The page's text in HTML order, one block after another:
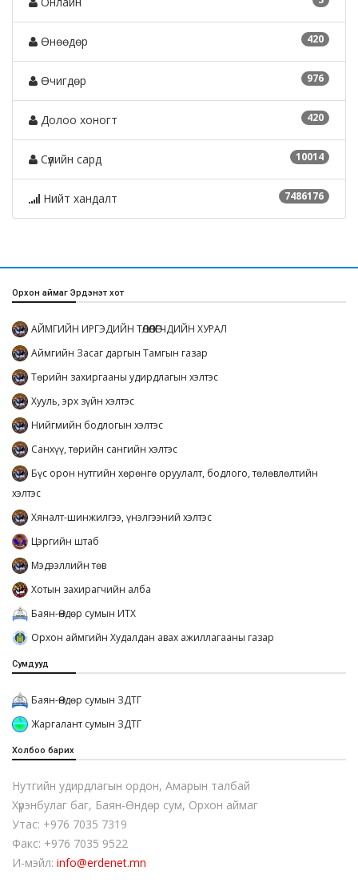
420
Өнөөдөр
976
Өчигдөр
420
Долоо хоногт
10014
Сүүлийн сард
7486176
Нийт хандалт
Орхон аймаг Эрдэнэт хот
АЙМГИЙН ИРГЭДИЙН ТӨЛӨӨЛӨГЧДИЙН ХУРАЛ
Аймгийн Засаг даргын Тамгын газар
Төрийн захиргааны удирдлагын хэлтэс
Хууль, эрх зүйн хэлтэс
Нийгмийн бодлогын хэлтэс
Санхүү, төрийн сангийн хэлтэс
Бүс орон нутгийн хөрөнгө оруулалт, бодлого, төлөвлөлтийн
хэлтэс
Хяналт-шинжилгээ, үнэлгээний хэлтэс
Цэргийн штаб
Мэдээллийн төв
Хотын захирагчийн алба
Баян-Өндөр сумын ИТХ
Орхон аймгийн Худалдан авах ажиллагааны газар
Сумдууд
Баян-Өндөр сумын ЗДТГ
Жаргалант сумын ЗДТГ
Холбоо барих
Нутгийн удирдлагын ордон, Амарын талбай
Хүрэнбулаг баг, Баян-Өндөр сум, Орхон аймаг
Утас: +976 7035 7319
Факс: +976 7035 9522
И-мэйл: info@erdenet.mn